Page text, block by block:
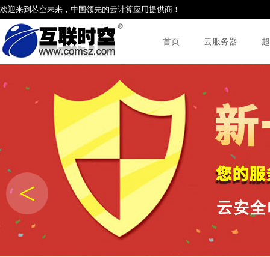
欢迎来到芯空未来，中国领先的云计算应用提供商！
首页 云服务器
<